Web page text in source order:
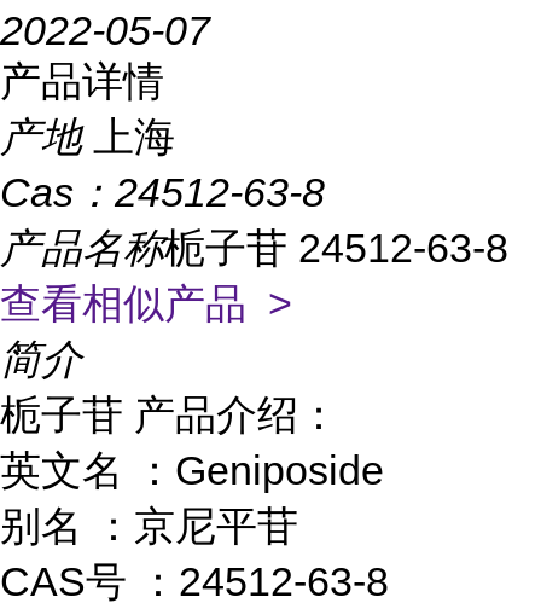
2022-05-07
产品详情
产地
上海
Cas： 24512-63-8
产品名称栀子苷 24512-63-8
查看相似产品 >
简介
栀子苷 产品介绍：
英文名 ：Geniposide
别名 ：京尼平苷
CAS号 ：24512-63-8